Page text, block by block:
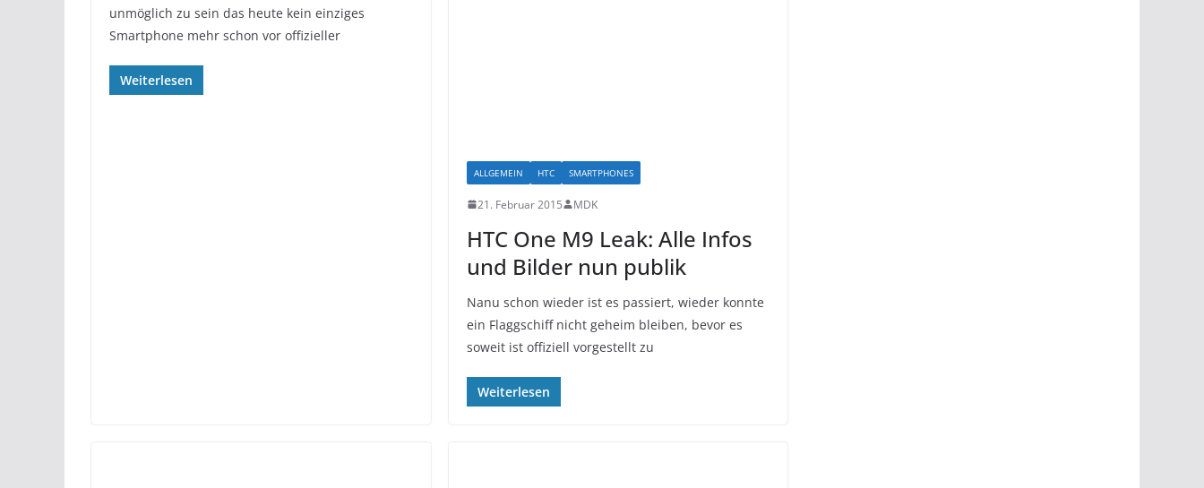
unmöglich zu sein das heute kein einziges
Smartphone mehr schon vor offizieller
Weiterlesen
ALLGEMEIN HTC SMARTPHONES
21. Februar 2015 MDK
HTC One M9 Leak: Alle Infos
und Bilder nun publik
Nanu schon wieder ist es passiert, wieder konnte
ein Flaggschiff nicht geheim bleiben, bevor es
soweit ist offiziell vorgestellt zu
Weiterlesen